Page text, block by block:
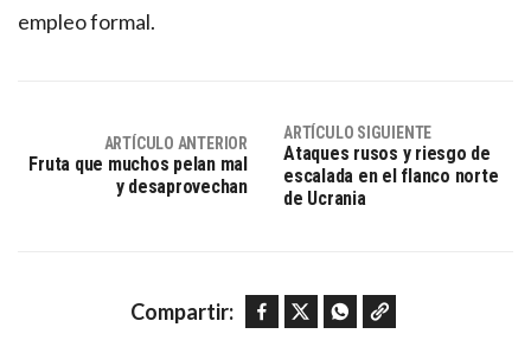
empleo formal.
ARTÍCULO ANTERIOR
Fruta que muchos pelan mal
y desaprovechan
ARTÍCULO SIGUIENTE
Ataques rusos y riesgo de
escalada en el flanco norte
de Ucrania
Compartir: Facebook Twitter WhatsApp Copy link